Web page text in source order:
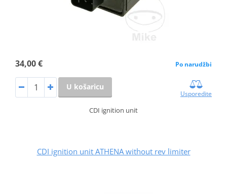
34,00 € Po narudžbi
U košaricu
Usporedite
CDI ignition unit
CDI ignition unit ATHENA without rev limiter